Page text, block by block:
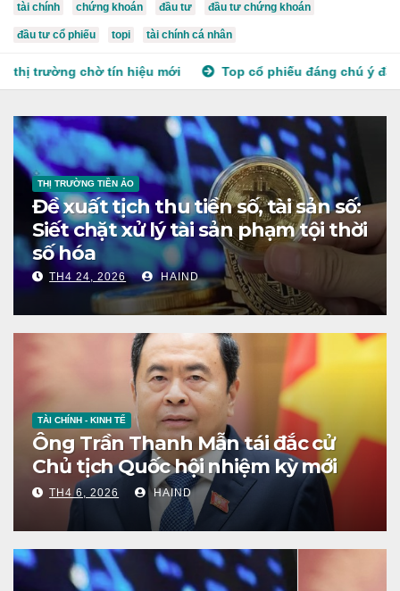
tài chính chứng khoán đầu tư đầu tư chứng khoán
đầu tư cổ phiếu topi tài chính cá nhân
mới Top cổ phiếu đáng chú ý đầu tuần 02/03 – Cơ
THỊ TRƯỜNG TIỀN ẢO
Đề xuất tịch thu tiền số, tài sản số:
Siết chặt xử lý tài sản phạm tội thời
số hóa
TH4 24, 2026 HAIND
TÀI CHÍNH - KINH TẾ
Ông Trần Thanh Mẫn tái đắc cử
Chủ tịch Quốc hội nhiệm kỳ mới
TH4 6, 2026 HAIND